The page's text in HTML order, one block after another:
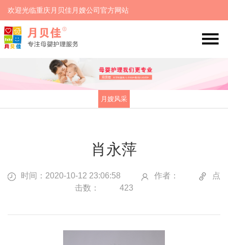
欢迎光临重庆月贝佳月嫂公司官方网站
月嫂风采
肖永萍
时间：2020-10-12 23:06:58 作者：
点
击数：
423